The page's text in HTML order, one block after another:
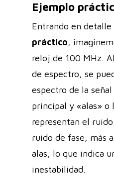
Ejemplo
Entrando en detalle
práctico,
reloj de 100 MHz.
de espectro, se
espectro de la
principal y «alas» o
representan el
ruido de fase, más
alas, lo que indica
inestabilidad.